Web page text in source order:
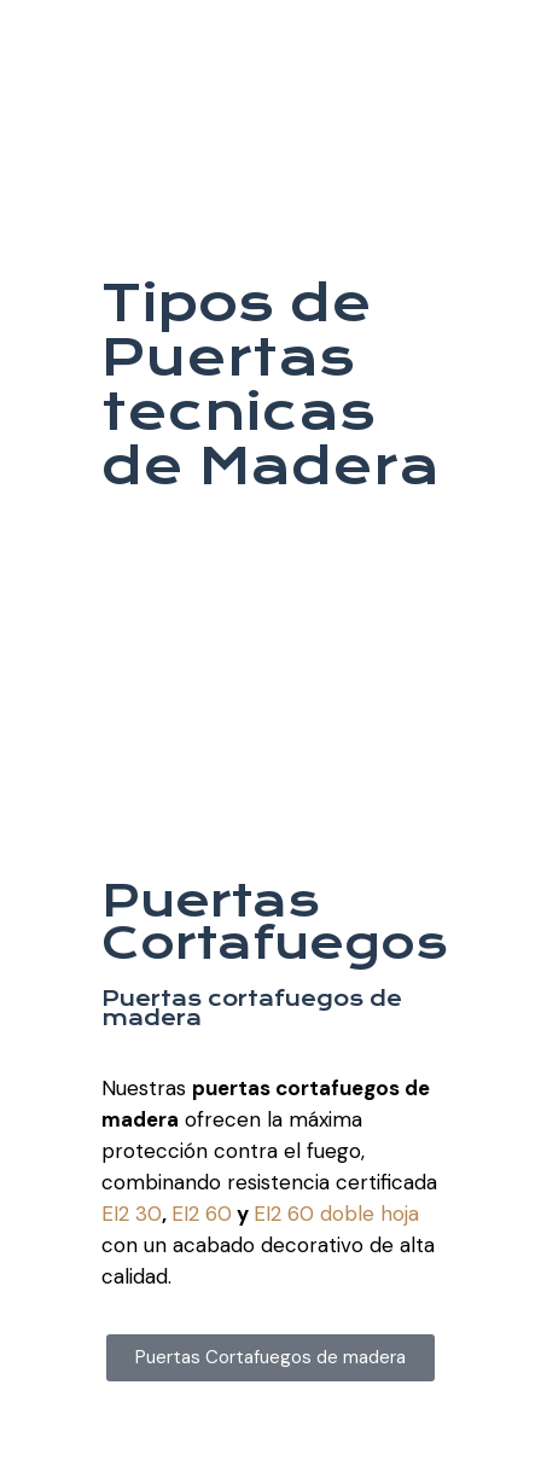
Tipos de
Puertas
tecnicas
de Madera
Puertas
Cortafuegos
Puertas cortafuegos de
madera
Nuestras puertas cortafuegos de
madera ofrecen la máxima
protección contra el fuego,
combinando resistencia certificada
EI2 30, EI2 60 y EI2 60 doble hoja
con un acabado decorativo de alta
calidad.
Puertas Cortafuegos de madera